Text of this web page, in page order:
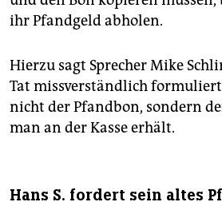
ihr Pfandgeld abholen.
Hierzu sagt Sprecher Mike
Tat missverständlich
nicht der Pfandbon, sondern
man an der Kasse erhält.
Hans S. fordert sein altes